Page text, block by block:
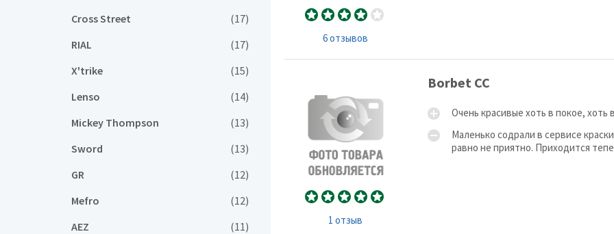
6 отзывов
1 отзыв
Borbet CC
Очень красивые хоть в покое, хоть
Маленько содрали в сервисе
равно не приятно. Приходится
Cross Street (17)
RIAL (17)
X'trike (15)
Lenso (14)
Mickey Thompson (13)
Sword (13)
GR (12)
Mefro (12)
AEZ (11)